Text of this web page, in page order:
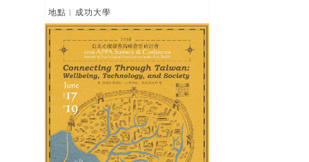
地點︱成功大學